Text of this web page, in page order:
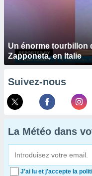
Un énorme tourbillon
Zapponeta, en Italie
Suivez-nous
La Météo dans
J'ai lu et j'accepte la